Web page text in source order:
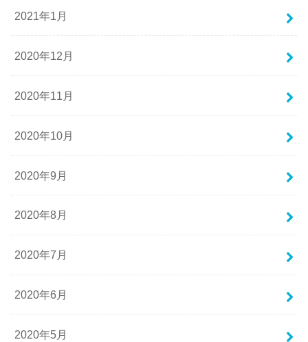
2021年1月
2020年12月
2020年11月
2020年10月
2020年9月
2020年8月
2020年7月
2020年6月
2020年5月